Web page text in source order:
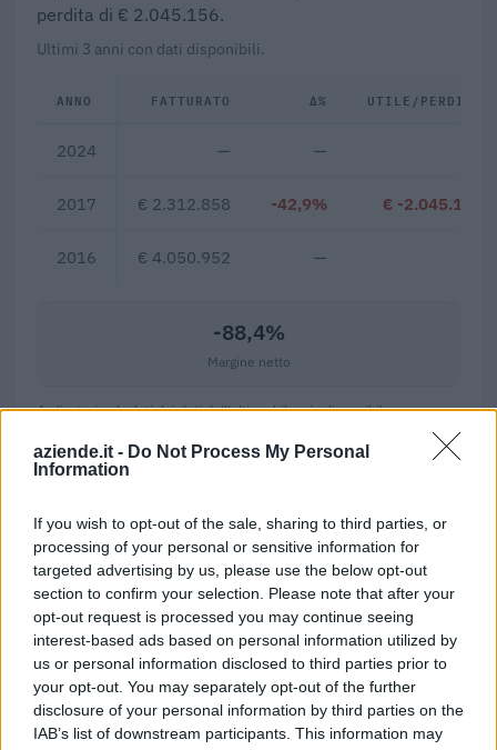
aziende.it - Do Not Process My Personal
Information
If you wish to opt-out of the sale, sharing to third parties, or
processing of your personal or sensitive information for
targeted advertising by us, please use the below opt-out
section to confirm your selection. Please note that after your
opt-out request is processed you may continue seeing
interest-based ads based on personal information utilized by
us or personal information disclosed to third parties prior to
your opt-out. You may separately opt-out of the further
disclosure of your personal information by third parties on the
IAB’s list of downstream participants. This information may
perdita di € 2.045.156.
Ultimi 3 anni con dati disponibili.
ANNO FATTURATO Δ% UTILE/PERDITA
2024 — —
2017 € 2.312.858 -42,9% € -2.045.156
2016 € 4.050.952 —
-88,4%
Margine netto
Indicatori calcolati dai dati dell'ultimo bilancio disponibile.
Progetti finanziati con fondi europei
U.c.i.c. - Unione Colori Industrie Chimiche S.r.l. risulta
beneficiaria di 3 progetti finanziati con fondi europei / di
coesione per un finanziamento pubblico di 25.000 euro
(cicli di programmazione 2007-2013).
(0180000003) Fiere all'estero
Ciclo di programmazione 2007-2013
10.000 euro